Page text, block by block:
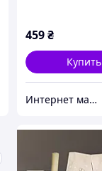
459₴
Купить
Интернет магазин BLAGOY-ART